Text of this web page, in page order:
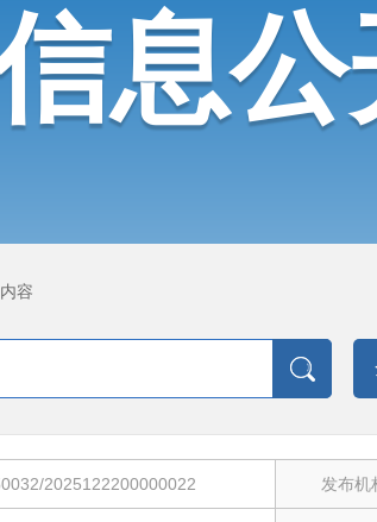
息公
容
2025122200000022 发布机